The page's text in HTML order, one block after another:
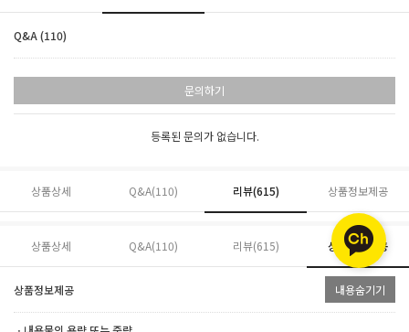
Q&A (110)
문의하기
등록된 문의가 없습니다.
상품상세 Q&A(110) 리뷰(615) 상품정보제공
상품상세 Q&A(110) 리뷰(615) 상품정보제공
상품정보제공 내용숨기기